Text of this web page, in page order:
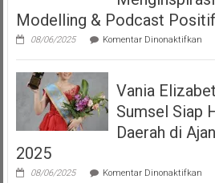
Modelling & Podcast Positif
08/06/2025 Komentar Dinonaktifkanpada
Vania
Sumsel Siap
Daerah di
2025
08/06/2025 Komentar Dinonaktifkanpada